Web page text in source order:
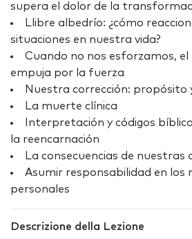
supera el dolor de la
Llibre albedrío: ¿cómo
situaciones en nuestra vida?
Cuando no nos esforzamos, el
empuja por la fuerza
Nuestra corrección: propósito
La muerte clínica
Interpretación y códigos
la reencarnación
La consecuencias de nuestras
Asumir responsabilidad en los
personales
Descrizione della Lezione